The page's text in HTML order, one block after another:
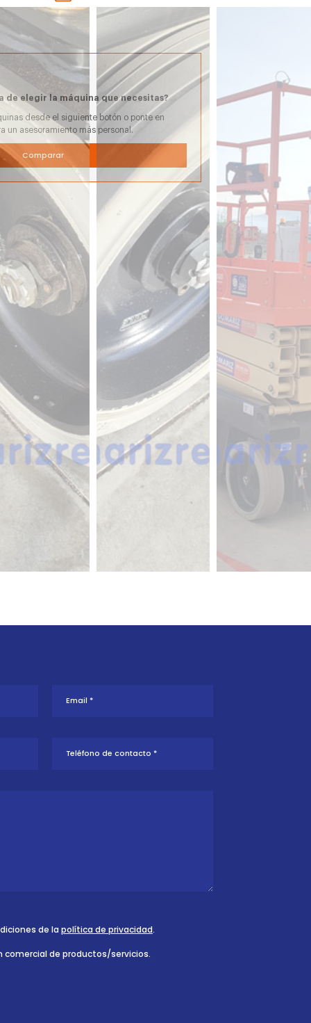
de elegir la máquina que necesitas?
desde el siguiente botón o ponte en
un asesoramiento más personal.
Comparar
de la política de privacidad.
comercial de productos/servicios.